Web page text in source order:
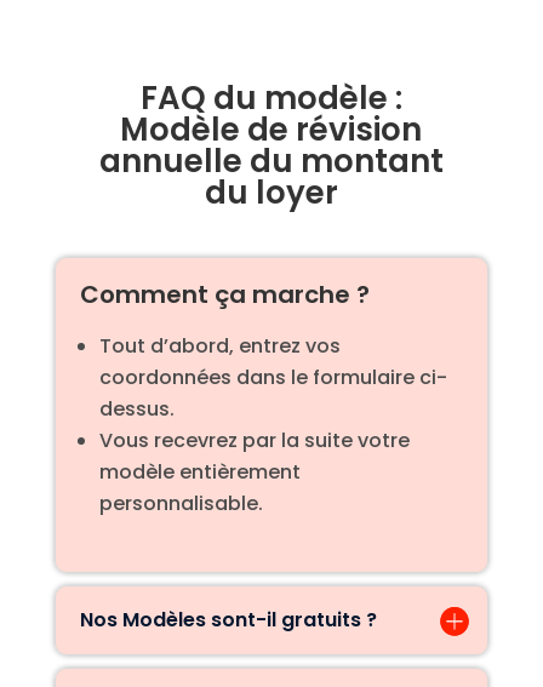
FAQ du modèle :
Modèle de révision
annuelle du montant
du loyer
Comment ça marche ?
Tout d’abord, entrez vos
coordonnées dans le formulaire ci-
dessus.
Vous recevrez par la suite votre
modèle entièrement
personnalisable.
Nos Modèles sont-il gratuits ?